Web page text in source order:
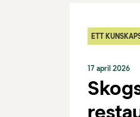
ETT
17 april 2026